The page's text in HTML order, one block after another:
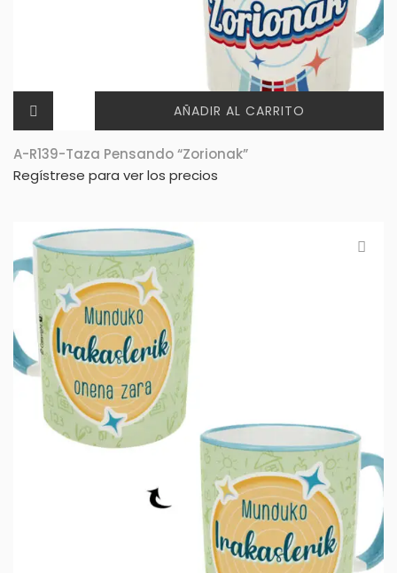
AÑADIR AL CARRITO
A-R139-Taza Pensando “Zorionak”
Regístrese para ver los precios